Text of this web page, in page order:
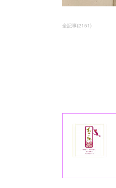
全記事(2151)